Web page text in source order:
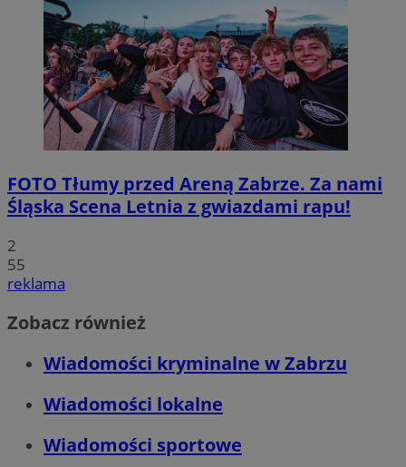
FOTO Tłumy przed Areną Zabrze. Za nami
Śląska Scena Letnia z gwiazdami rapu!
2
55
reklama
Zobacz również
Wiadomości kryminalne w Zabrzu
Wiadomości lokalne
Wiadomości sportowe